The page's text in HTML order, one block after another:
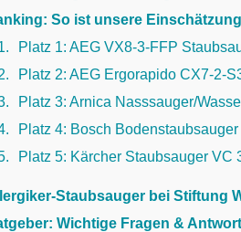
So ist unsere
Platz 1: AEG VX8-3-FFP
Platz 2: AEG Ergorapido CX7-2-
Platz 3: Arnica Nasssauger/
Platz 4: Bosch
Platz 5: Kärcher Staubsauger VC
Staubsauger bei Stiftung
Wichtige Fragen &